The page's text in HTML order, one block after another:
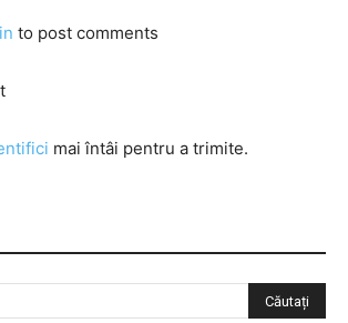
to post comments
mai întâi pentru a trimite.